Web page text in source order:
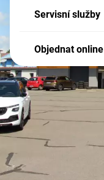
Servisní služby
Objednat online